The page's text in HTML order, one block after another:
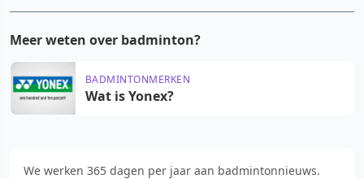
Meer weten over badminton?
BADMINTONMERKEN
Wat is Yonex?
We werken 365 dagen per jaar aan badmintonnieuws.